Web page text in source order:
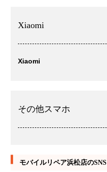
Xiaomi
Xiaomi
その他スマホ
モバイルリペア浜松店のSNS